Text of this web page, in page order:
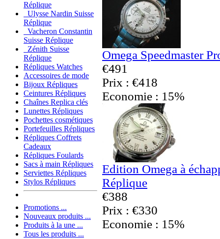
Réplique
Ulysse Nardin Suisse
Réplique
Vacheron Constantin
Suisse Réplique
Zénith Suisse
Réplique
Répliques Watches
Accessoires de mode
Bijoux Répliques
Ceintures Répliques
Chaînes Replica clés
Lunettes Répliques
Pochettes cosmétiques
Portefeuilles Répliques
Répliques Coffrets
Cadeaux
Répliques Foulards
Sacs à main Répliques
Serviettes Répliques
Stylos Répliques
Promotions ...
Nouveaux produits ...
Produits à la une ...
Tous les produits ...
Omega Speedmaster
€491
Prix : €418
Economie : 15%
Edition Omega à
Réplique
€388
Prix : €330
Economie : 15%